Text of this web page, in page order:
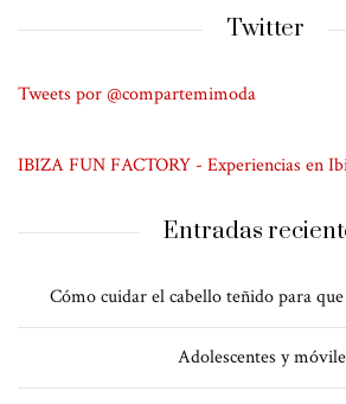
Twitter
Tweets por @compartemimoda
IBIZA FUN FACTORY - Experiencias en
Entradas
Cómo cuidar el cabello teñido para
Adolescentes y